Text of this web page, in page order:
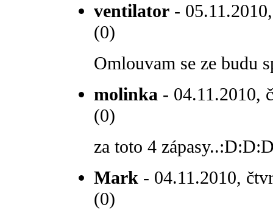
ventilator -
(0)
Omlouvam se ze budu
molinka - 04.11.2010,
(0)
za toto 4
Mark - 04.11.2010,
(0)